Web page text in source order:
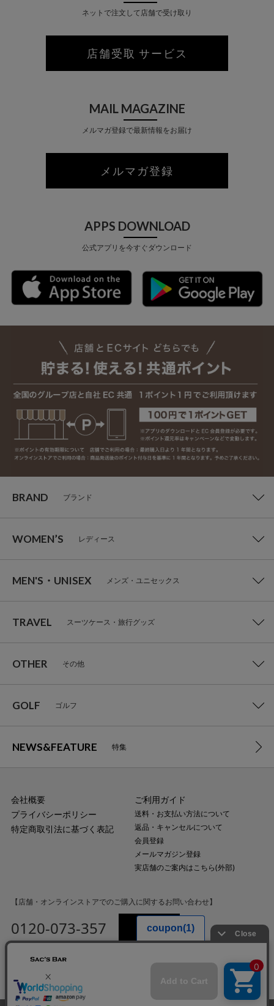
ネットで注文して店舗で受け取り
店舗受取 サービス
MAIL MAGAZINE
メルマガ登録で最新情報をお届け
メルマガ登録
APPS DOWNLOAD
公式アプリを今すぐダウンロード
BRAND ブランド
WOMEN’S レディース
MEN'S・UNISEX メンズ・ユニセックス
TRAVEL スーツケース・旅行グッズ
OTHER その他
GOLF ゴルフ
NEWS&FEATURE 特集
会社概要
プライバシーポリシー
特定商取引法に基づく表記
ご利用ガイド
送料・お支払い方法について
返品・キャンセルについて
会員登録
メールマガジン登録
実店舗のご案内はこちら(外部)
【店舗・オンラインストアでのご購入に関するお問い合わせ】
0120-073-357 MAIL
（土・日・祝日・年末年始を除く）